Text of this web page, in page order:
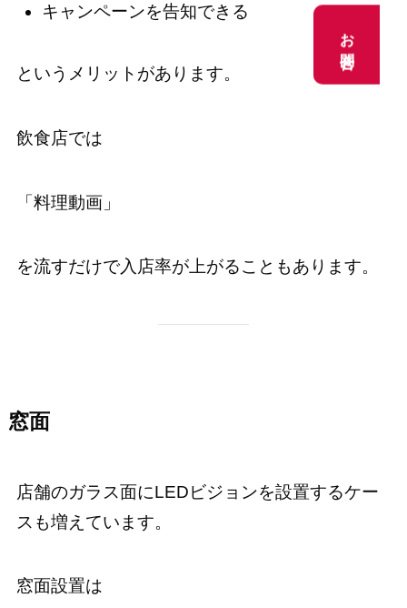
キャンペーンを告知できる
というメリットがあります。
飲食店では
「料理動画」
を流すだけで入店率が上がることもあります。
窓面
店舗のガラス面にLEDビジョンを設置するケー
スも増えています。
窓面設置は
お問合せ
お問合せ